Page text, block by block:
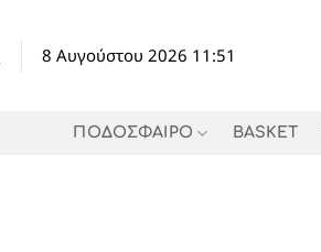
8 Αυγούστου 2026 11:51
ΠΟΔΟΣΦΑΙΡΟ BASKET